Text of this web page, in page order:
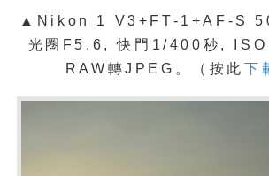
▲Nikon 1 V3+FT-1+AF-S
光圈F5.6, 快門1/400秒,
RAW轉JPEG。（按此下